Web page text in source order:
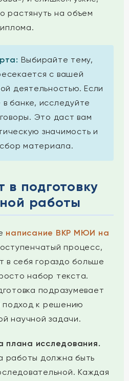
растянуть на объем
Выбирайте тему,
с вашей
деятельностью. Если
банке, исследуйте
Это даст вам
значимость и
материала.
в подготовку
работы
написание ВКР МЮИ на
процесс,
в себя гораздо больше
набор текста.
подразумевает
подход к решению
научной задачи.
плана исследования.
работы должна быть
Каждая